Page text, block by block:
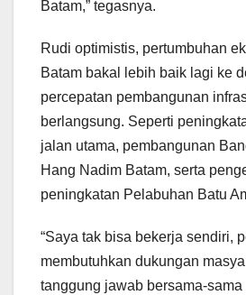
Batam,” tegasnya.
Rudi optimistis, pertumbuhan
Batam bakal lebih baik lagi ke
percepatan pembangunan
berlangsung. Seperti
jalan utama, pembangunan
Hang Nadim Batam, serta
peningkatan Pelabuhan Batu
“Saya tak bisa bekerja sendiri,
membutuhkan dukungan
tanggung jawab bersama-sama